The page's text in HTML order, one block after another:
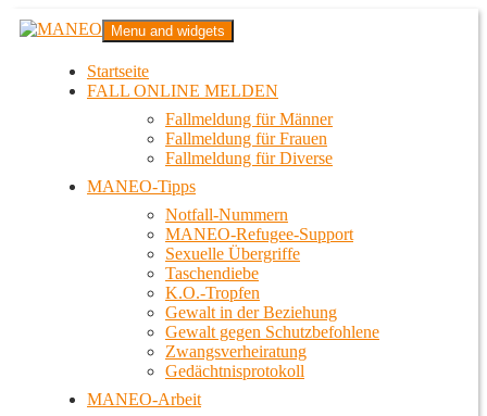
Zum
InhaltMANEO
Das schwule Anti-Gewalt-Projekt in Berlin
Menu and widgets
Startseite
FALL ONLINE MELDEN
Fallmeldung für Männer
Fallmeldung für Frauen
Fallmeldung für Diverse
MANEO-Tipps
Notfall-Nummern
MANEO-Refugee-Support
Sexuelle Übergriffe
Taschendiebe
K.O.-Tropfen
Gewalt in der Beziehung
Gewalt gegen Schutzbefohlene
Zwangsverheiratung
Gedächtnisprotokoll
MANEO-Arbeit